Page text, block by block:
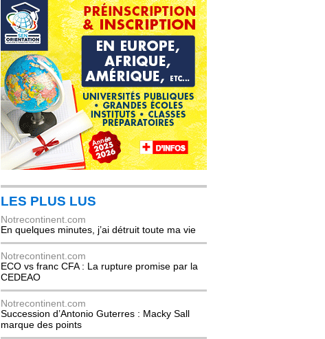
LES PLUS LUS
Notrecontinent.com
En quelques minutes, j’ai détruit toute ma vie
Notrecontinent.com
ECO vs franc CFA : La rupture promise par la
CEDEAO
Notrecontinent.com
Succession d’Antonio Guterres : Macky Sall
marque des points